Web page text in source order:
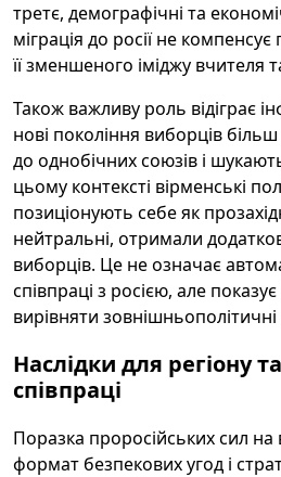
третє, демографічні та
міграція до росії не
її зменшеного іміджу вчителя
Також важливу роль відіграє
нові покоління виборців
до однобічних союзів і
цьому контексті вірменські
позиціонують себе як
нейтральні, отримали
виборців. Це не означає
співпраці з росією, але
вирівняти
Наслідки для регіону
співпраці
Поразка проросійських сил
формат безпекових угод і